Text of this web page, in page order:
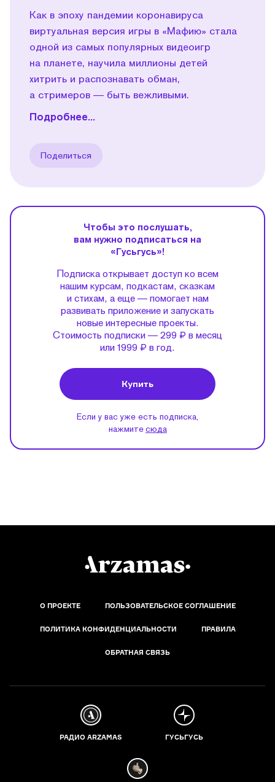
Как в эпоху пандемии коронавируса
виртуальная версия игры в «Мафию» стала
одной из самых популярных видеоигр
на планете, научила миллионы детей
хитрить и распознавать обман,
а стримеров — быть вежливыми.
Подробнее...
Поделиться
Чтобы это послушать,
вам нужно подписаться на
«Гусьгусь»!
Подписка открывает доступ ко всем
нашим курсам, подкастам, сказкам
и стихам, а еще — помогает нам
развивать приложение и запускать
новые интересные проекты.
Стоимость подписки — 299 ₽ в месяц
или 1999 ₽ в год.
Купить
Если у вас уже есть подписка,
нажмите сюда
О ПРОЕКТЕ ПОЛЬЗОВАТЕЛЬСКОЕ СОГЛАШЕНИЕ
ПОЛИТИКА КОНФИДЕНЦИАЛЬНОСТИ ПРАВИЛА
ОБРАТНАЯ СВЯЗЬ
РАДИО ARZAMAS ГУСЬГУСЬ